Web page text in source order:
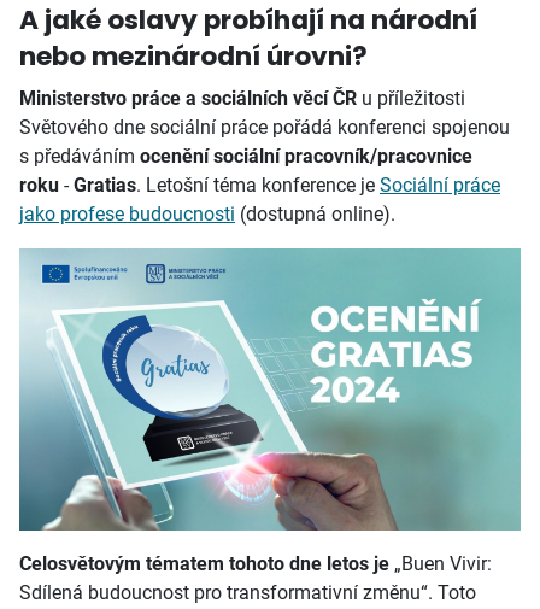
A jaké oslavy probíhají na národní
nebo mezinárodní úrovni?
Ministerstvo práce a sociálních věcí ČR u příležitosti
Světového dne sociální práce pořádá konferenci spojenou
s předáváním ocenění sociální pracovník/pracovnice
roku - Gratias. Letošní téma konference je Sociální práce
jako profese budoucnosti (dostupná online).
Celosvětovým tématem tohoto dne letos je „Buen Vivir:
Sdílená budoucnost pro transformativní změnu“. Toto